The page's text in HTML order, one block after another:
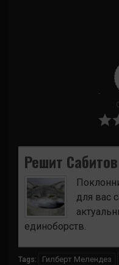
Решит Сабитов
для вас
единоборств.
Tags: Гилберт Мелендез